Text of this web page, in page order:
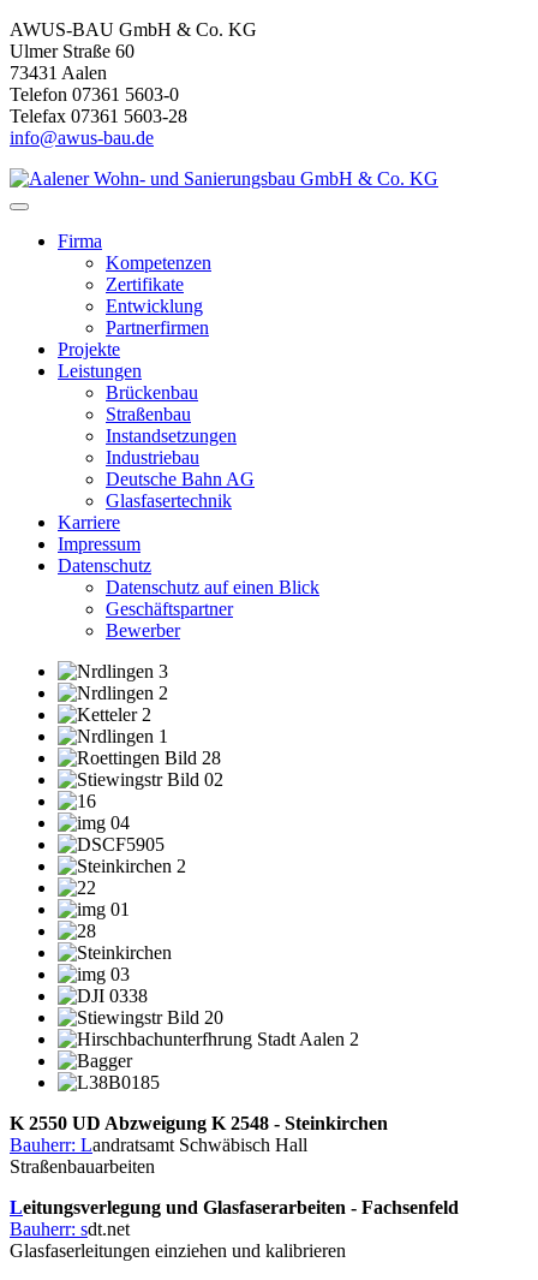
AWUS-BAU GmbH & Co. KG
Ulmer Straße 60
73431 Aalen
Telefon 07361 5603-0
Telefax 07361 5603-28
info@awus-bau.de
Firma
Kompetenzen
Zertifikate
Entwicklung
Partnerfirmen
Projekte
Leistungen
Brückenbau
Straßenbau
Instandsetzungen
Industriebau
Deutsche Bahn AG
Glasfasertechnik
Karriere
Impressum
Datenschutz
Datenschutz auf einen Blick
Geschäftspartner
Bewerber
K 2550 UD Abzweigung K 2548 - Steinkirchen
Bauherr: Landratsamt Schwäbisch Hall
Straßenbauarbeiten
Leitungsverlegung und Glasfaserarbeiten - Fachsenfeld
Bauherr: sdt.net
Glasfaserleitungen einziehen und kalibrieren